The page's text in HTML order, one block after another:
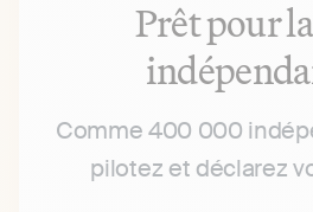
Prêt pour
Comme 400 000
pilotez et déclarez